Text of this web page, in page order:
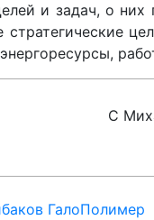
и задач, о
С
ГалоПолимер